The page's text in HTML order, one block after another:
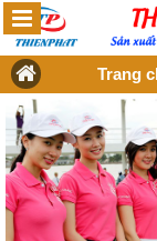
Trang